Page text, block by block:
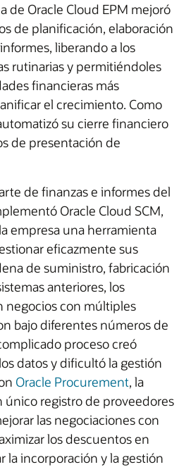
de Oracle Cloud EPM mejoró
de planificación, elaboración
liberando a los
rutinarias y permitiéndoles
financieras más
el crecimiento. Como
su cierre financiero
de presentación de
de finanzas e informes del
Oracle Cloud SCM,
empresa una herramienta
eficazmente sus
de suministro, fabricación
anteriores, los
negocios con múltiples
bajo diferentes números de
proceso creó
datos y dificultó la gestión
Oracle Procurement, la
registro de proveedores
las negociaciones con
los descuentos en
la incorporación y la gestión